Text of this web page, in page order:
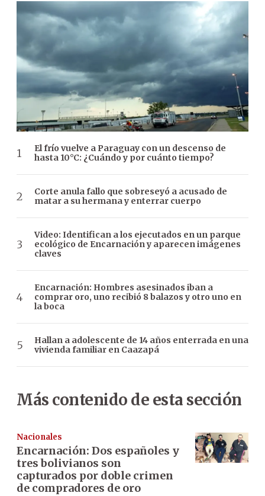
El frío vuelve a Paraguay con un descenso de
hasta 10°C: ¿Cuándo y por cuánto tiempo?
Corte anula fallo que sobreseyó a acusado de
matar a su hermana y enterrar cuerpo
Video: Identifican a los ejecutados en un parque
ecológico de Encarnación y aparecen imágenes
claves
Encarnación: Hombres asesinados iban a
comprar oro, uno recibió 8 balazos y otro uno en
la boca
Hallan a adolescente de 14 años enterrada en una
vivienda familiar en Caazapá
Más contenido de esta sección
Nacionales
Encarnación: Dos españoles y
tres bolivianos son
capturados por doble crimen
de compradores de oro